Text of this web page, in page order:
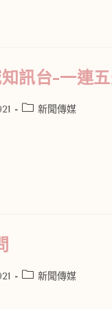
訊台-一連
新聞傳媒
新聞傳媒